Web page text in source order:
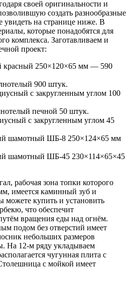
своей оригинальности и
создать разнообразные
увидеть на странице ниже. В
которые понадобятся для
комплекса. Заготавливаем и
проект:
красный 250×120×65 мм — 590
900 штук.
с закругленным углом 100
печной 50 штук.
с закругленным углом 45
шамотный ШБ-8 250×124×65 мм
шамотный ШБ-45 230×114×65×45
рабочая зона топки которого
имеется каминный зуб и
можете купить и установить
что обеспечит
вращения еды над огнём.
подом без отверстий имеет
небольших размеров
На 12-м ряду укладываем
чугунная плита с
с мойкой имеет